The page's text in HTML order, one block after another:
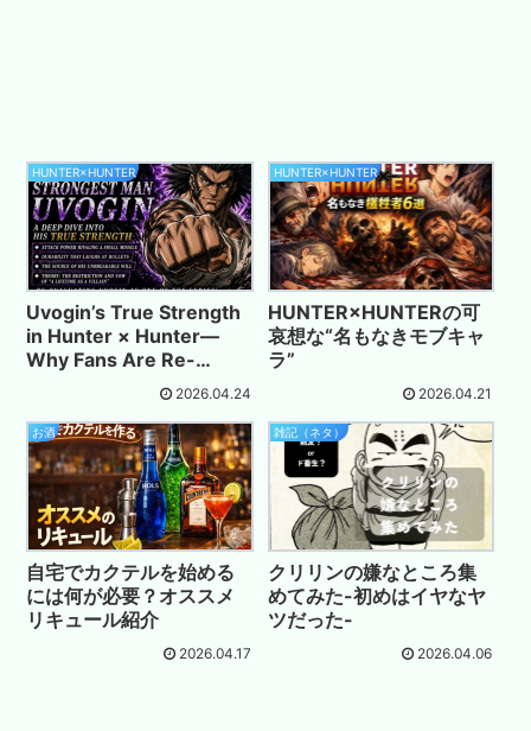
HUNTER×HUNTER
Uvogin’s True Strength
in Hunter × Hunter—
Why Fans Are Re-
Evaluating Him
2026.04.24
HUNTER×HUNTER
HUNTER×HUNTERの可
哀想な“名もなきモブキャ
ラ”
2026.04.21
お酒
自宅でカクテルを始める
には何が必要？オススメ
リキュール紹介
2026.04.17
雑記（ネタ）
クリリンの嫌なところ集
めてみた-初めはイヤなヤ
ツだった-
2026.04.06